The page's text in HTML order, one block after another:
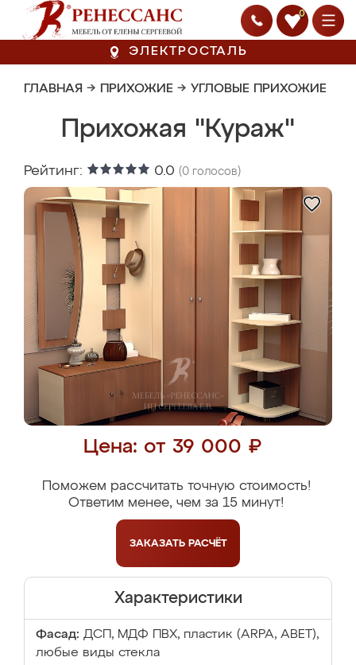
0
ЭЛЕКТРОСТАЛЬ
ГЛАВНАЯ → ПРИХОЖИЕ → УГЛОВЫЕ ПРИХОЖИЕ
Прихожая "Кураж"
Рейтинг: 0.0 (0 голосов)
Цена: от 39 000 ₽
Поможем рассчитать точную стоимость!
Ответим менее, чем за 15 минут!
ЗАКАЗАТЬ РАСЧЁТ
Характеристики
Фасад: ДСП, МДФ ПВХ, пластик (ARPA, ABET),
любые виды стекла